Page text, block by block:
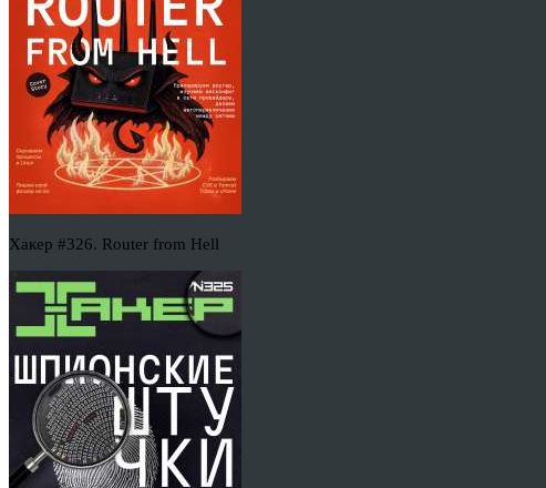
Хакер #326. Router from Hell